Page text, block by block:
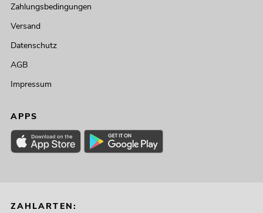
Zahlungsbedingungen
Versand
Datenschutz
AGB
Impressum
APPS
ZAHLARTEN: